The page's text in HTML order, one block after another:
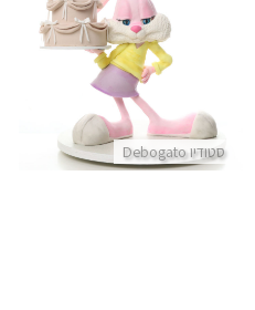
סטודיו Debogato
עוגת שפנפנה מפוסלת מבצק סוכר
התקשר/י